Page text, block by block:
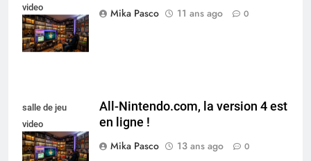
video
collectionneur
Mika Pasco
11 ans ago 0
salle de jeu
video
collectionneur
All-Nintendo.com, la version 4 est
en ligne !
Mika Pasco
13 ans ago 0